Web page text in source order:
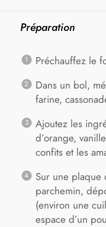
Préparation
Préchauffez le
Dans un bol,
farine,
Ajoutez les
d’orange,
confits et les
Sur une plaque
parchemin,
(environ une
espace d’un